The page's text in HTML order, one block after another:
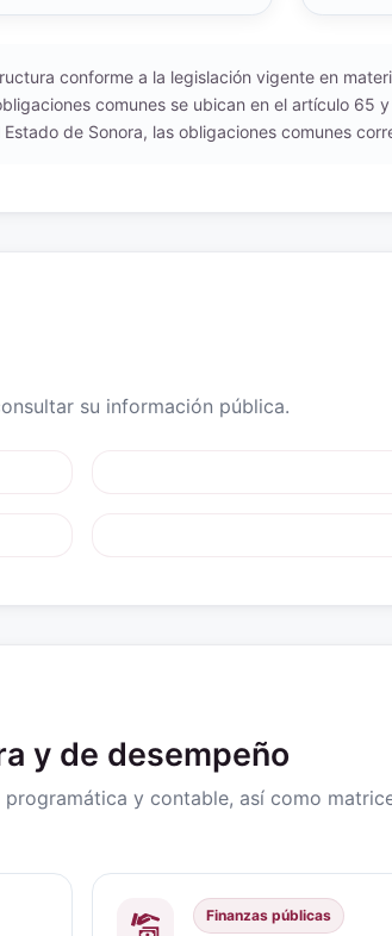
conforme a la legislación vigente en
comunes se ubican en el artículo 65
de Sonora, las obligaciones comunes
su información pública.
y de desempeño
y contable, así como
Finanzas públicas